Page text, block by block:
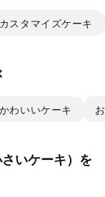
カスタマイズケーキ
かわいいケーキ
いケーキ）を